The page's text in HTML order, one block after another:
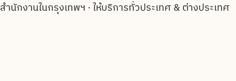
สำนักงานในกรุงเทพฯ · ให้บริการทั่วประเทศ & ต่างประเทศ